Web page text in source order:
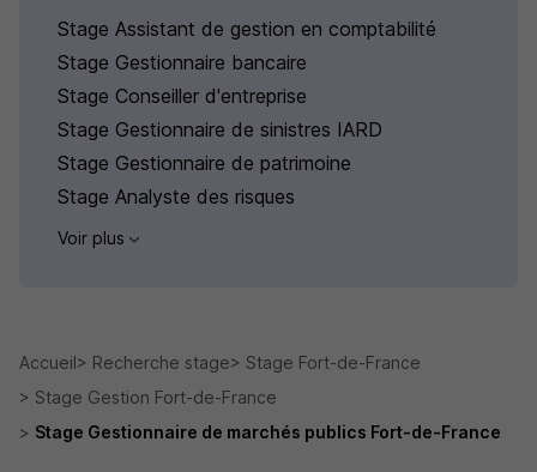
Stage Assistant de gestion en comptabilité
Stage Gestionnaire bancaire
Stage Conseiller d'entreprise
Stage Gestionnaire de sinistres IARD
Stage Gestionnaire de patrimoine
Stage Analyste des risques
Voir plus
Accueil Recherche stage
Stage Fort-de-France
Stage Gestion Fort-de-France
Stage Gestionnaire de marchés publics Fort-de-France